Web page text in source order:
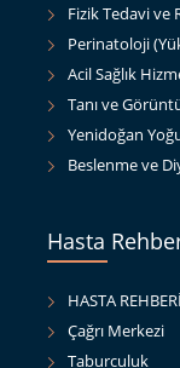
Fizik Tedavi ve
Perinatoloji
Acil Sağlık
Tanı ve
Yenidoğan
Beslenme ve
Hasta
HASTA REHBERİ
Çağrı Merkezi
Taburculuk